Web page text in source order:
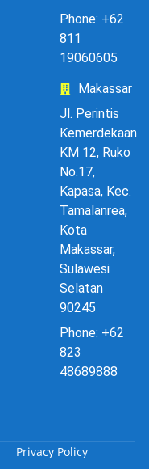
Phone: +62
811
19060605
Makassar
Jl. Perintis
Kemerdekaan
KM 12, Ruko
No.17,
Kapasa, Kec.
Tamalanrea,
Kota
Makassar,
Sulawesi
Selatan
90245
Phone: +62
823
48689888
Privacy Policy